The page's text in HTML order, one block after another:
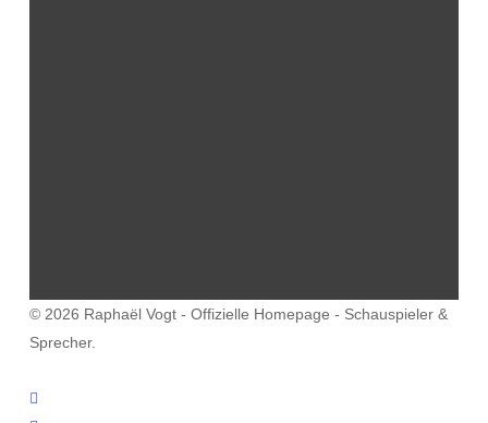
© 2026 Raphaël Vogt - Offizielle Homepage - Schauspieler &
Sprecher.
facebook